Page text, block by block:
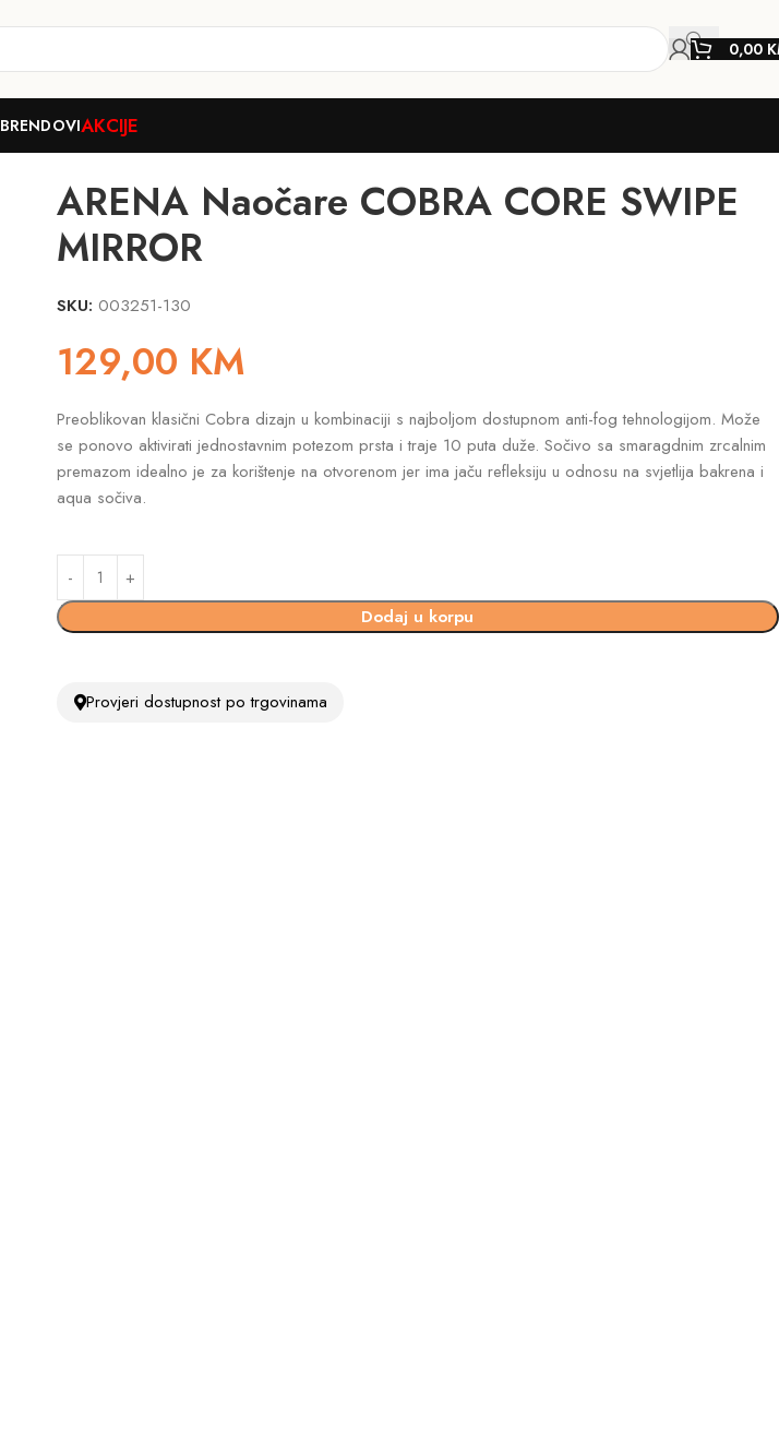
0,00
BRENDOVIAKCIJE
ARENA Naočare COBRA CORE SWIPE
MIRROR
SKU: 003251-130
129,00 KM
Preoblikovan klasični Cobra dizajn u kombinaciji s najboljom dostupnom anti-fog tehnologijom. Može
se ponovo aktivirati jednostavnim potezom prsta i traje 10 puta duže. Sočivo sa smaragdnim zrcalnim
premazom idealno je za korištenje na otvorenom jer ima jaču refleksiju u odnosu na svjetlija bakrena i
aqua sočiva.
Dodaj u korpu
Provjeri dostupnost po trgovinama